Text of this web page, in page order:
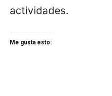
actividades.
Me gusta esto: